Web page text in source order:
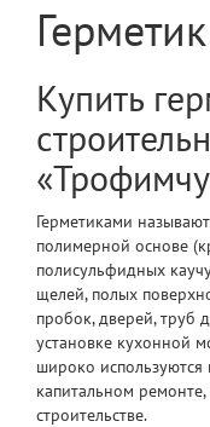
Герметик
Купить
Герметиками
полимерной основе
полисульфидных
щелей, полых
пробок, дверей, труб
установке кухонной
широко
капитальном
строительстве.